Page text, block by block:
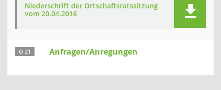
Niederschrift der Ortschaftsratssitzung
vom 20.04.2016
Ö 21 Anfragen/Anregungen